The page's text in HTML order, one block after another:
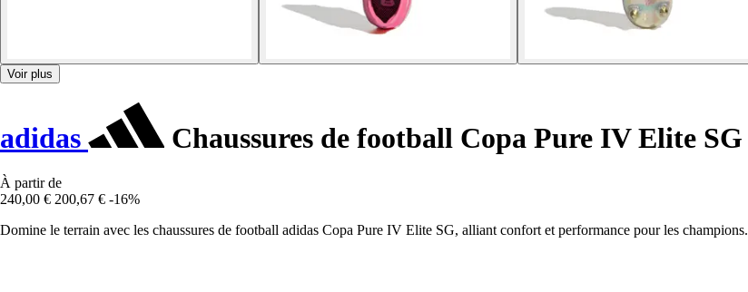
Voir plus
adidas Chaussures de football Copa Pure IV Elite SG
À partir de
240,00 € 200,67 € -16%
Domine le terrain avec les chaussures de football adidas Copa Pure IV Elite SG, alliant confort et performance pour les champions.